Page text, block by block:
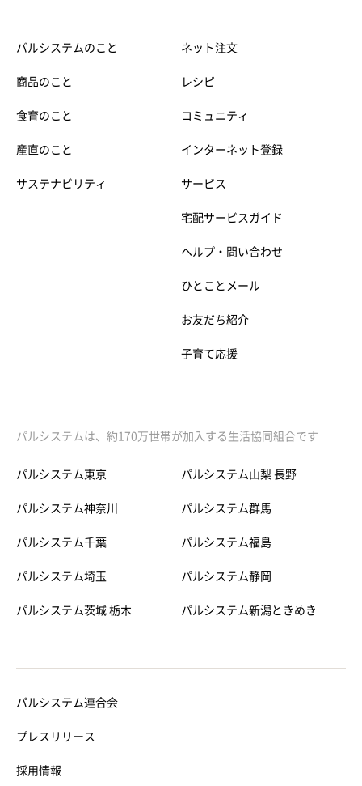
パルシステムのこと
商品のこと
食育のこと
産直のこと
サステナビリティ
ネット注文
レシピ
コミュニティ
インターネット登録
サービス
宅配サービスガイド
ヘルプ・問い合わせ
ひとことメール
お友だち紹介
子育て応援
パルシステムは、約170万世帯が加入する生活協同組合です
パルシステム東京
パルシステム神奈川
パルシステム千葉
パルシステム埼玉
パルシステム茨城 栃木
パルシステム山梨 長野
パルシステム群馬
パルシステム福島
パルシステム静岡
パルシステム新潟ときめき
パルシステム連合会
プレスリリース
採用情報